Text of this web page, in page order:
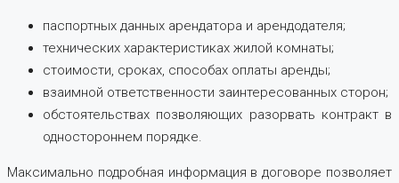
паспортных данных арендатора и арендодателя;
технических характеристиках жилой комнаты;
стоимости, сроках, способах оплаты аренды;
взаимной ответственности заинтересованных сторон;
обстоятельствах позволяющих разорвать контракт в
одностороннем порядке.
Максимально подробная информация в договоре позволяет